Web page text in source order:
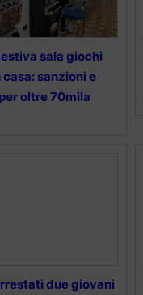
sala giochi
sanzioni e
oltre 70mila
due giovani